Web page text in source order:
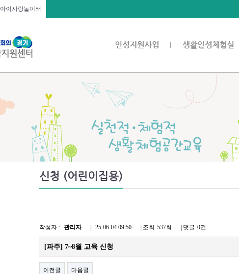
아이사랑놀이터
신청 (어린이집용)
작성자 : 관리자 25-06-04 09:50 | 조회 537회 | 댓글 0건
[파주] 7~8월 교육 신청
이전글 다음글